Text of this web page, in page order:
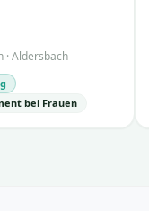
·Aldersbach
bei Frauen